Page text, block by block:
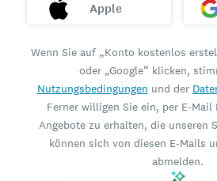
Apple
Wenn Sie auf „Konto kostenlos
oder „Google“ klicken,
Nutzungsbedingungen und der
Ferner willigen Sie ein, per E-
Angebote zu erhalten, die unseren
können sich von diesen E-Mails
abmelden.